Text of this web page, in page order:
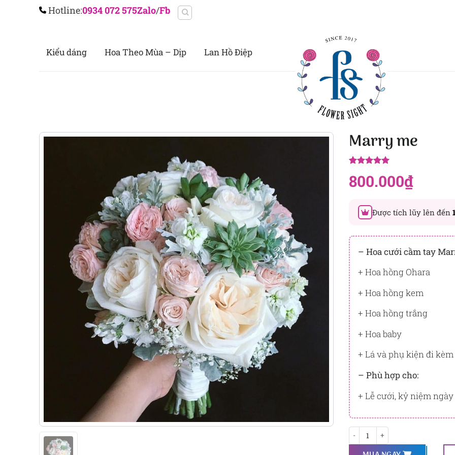
Hotline:0934 072 575Zalo/Fb
Kiểu dáng Hoa Theo Mùa – Dịp Lan Hồ Điệp
Marry me
dựa trên
đánh giá
800.000₫
Được tích lũy lên đến
Đây là số PointSight ước
tương ứng với quyền lợi
PointSight có giá trị dùng
Flowersight.
Đăng nhậphoặcĐăng ký
– Hoa cưới cầm tay
+ Hoa hồng Ohara
+ Hoa hồng kem
+ Hoa hồng trắng
+ Hoa baby
+ Lá và phụ kiện đi kèm
– Phù hợp cho:
+ Lễ cưới, kỷ niệm